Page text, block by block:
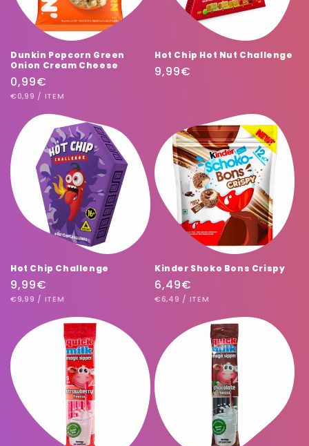
Dunkin Popcorn Green
Onion Cream Cheese
Prix
habituel
0,99€
PRIX
€0,99 / PAR
ITEM
Hot Chip Hot Nut Challenge
Prix
9,99€
Hot Chip Challenge
Prix
habituel
9,99€
PRIX
€9,99 / PAR
ITEM
Kinder Shoko Bons Crispy
Prix
habituel
6,49€
PRIX
€6,49 / PAR
ITEM